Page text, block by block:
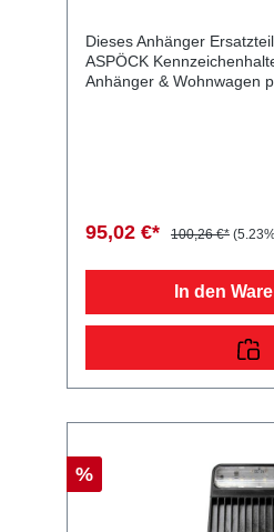
Dieses Anhänger
ASPÖCK Kennzeichenhalter wurde für
Anhänger & Wohnwagen
Anhänger & Wohnwagen!
95,02 €* 100,26 €*
In den
%